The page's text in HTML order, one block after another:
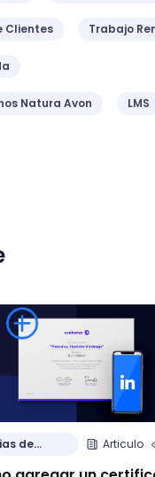
Clientes Trabajo
Natura Avon LMS
de
Articulo